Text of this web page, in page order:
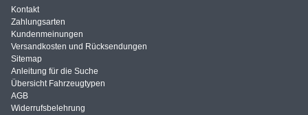
Kontakt
Zahlungsarten
Kundenmeinungen
Versandkosten und Rücksendungen
Sitemap
Anleitung für die Suche
Übersicht Fahrzeugtypen
AGB
Widerrufsbelehrung